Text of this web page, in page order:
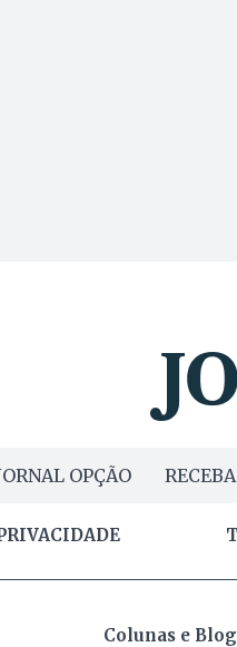
OPÇÃO
Colunas e